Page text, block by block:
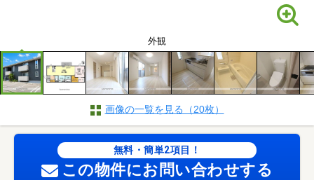
外観
画像の一覧を見る（20枚）
無料・簡単2項目！
この物件にお問い合わせする